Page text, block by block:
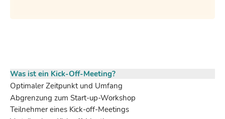
Was ist ein Kick-Off-Meeting?
Optimaler Zeitpunkt und Umfang
Abgrenzung zum Start-up-Workshop
Teilnehmer eines Kick-off-Meetings